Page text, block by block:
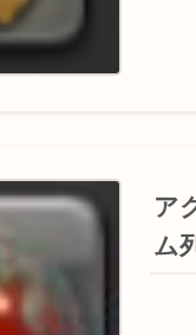
ア
ム